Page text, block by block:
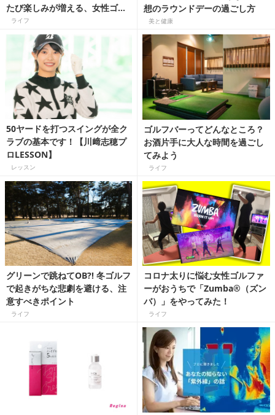
たび楽しみが増える、女性ゴル
ファーのための3カ月【名門コ
ースでプレーして宮古島へのチ
ャンスも♪】
ライフ
想のラウンドデーの過ごし方
美と健康
50ヤードを打つスイングが全ク
ラブの基本です！【川﨑志穂プ
ロLESSON】
レッスン
ゴルフバーってどんなところ？
お酒片手に大人な時間を過ごし
てみよう
ライフ
グリーンで跳ねてOB?! 冬ゴルフ
で起きがちな悲劇を避ける、注
意すべきポイント
ライフ
コロナ太りに悩む女性ゴルファ
ーがおうちで「Zumba®（ズン
バ）」をやってみた！
ライフ